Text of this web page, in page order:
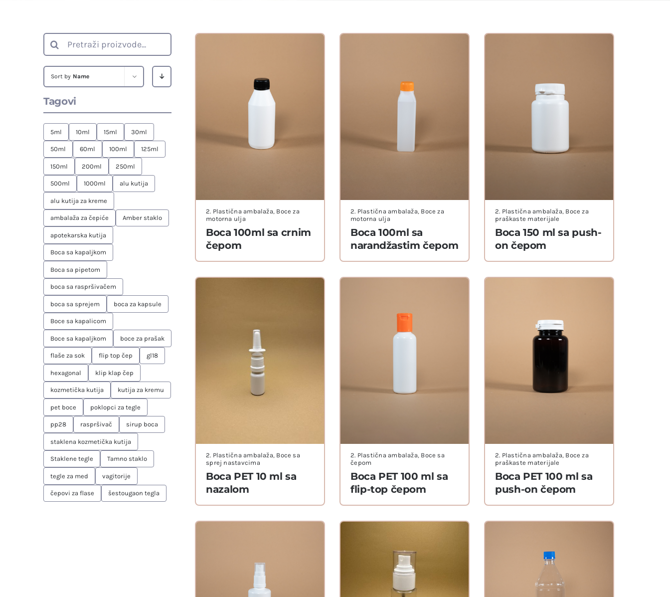
Search
for:
Sort by Name
Tagovi
5ml 10ml 15ml 30ml
50ml 60ml 100ml 125ml
150ml 200ml 250ml
500ml 1000ml alu kutija
alu kutija za kreme
ambalaža za čepiće Amber staklo
apotekarska kutija
Boca sa kapaljkom
Boca sa pipetom
boca sa raspršivačem
boca sa sprejem boca za kapsule
Boce sa kapalicom
Boce sa kapaljkom boce za prašak
flaše za sok flip top čep gl18
hexagonal klip klap čep
kozmetička kutija kutija za kremu
pet boce poklopci za tegle
pp28 raspršivač sirup boca
staklena kozmetička kutija
Staklene tegle Tamno staklo
tegle za med vagitorije
čepovi za flase šestougaon tegla
Boca 100ml sa crnim
čepom
2. Plastična ambalaža, Boce za
motorna ulja
Boca 100ml sa
narandžastim čepom
2. Plastična ambalaža, Boce za
motorna ulja
Boca 150 ml sa push-
on čepom
2. Plastična ambalaža, Boce za
praškaste materijale
Boca PET 10 ml sa
nazalom
2. Plastična ambalaža, Boce sa
sprej nastavcima
Boca PET 100 ml sa
flip-top čepom
2. Plastična ambalaža, Boce sa
čepom
Boca PET 100 ml sa
push-on čepom
2. Plastična ambalaža, Boce za
praškaste materijale